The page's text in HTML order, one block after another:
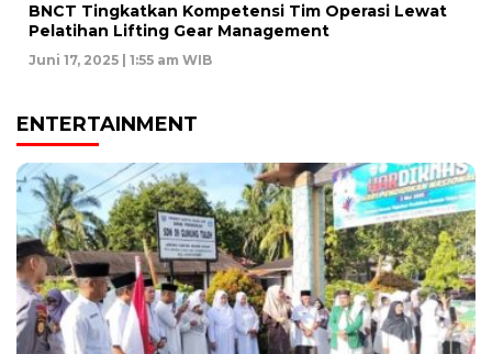
BNCT Tingkatkan Kompetensi Tim Operasi Lewat
Pelatihan Lifting Gear Management
Juni 17, 2025 | 1:55 am WIB
ENTERTAINMENT